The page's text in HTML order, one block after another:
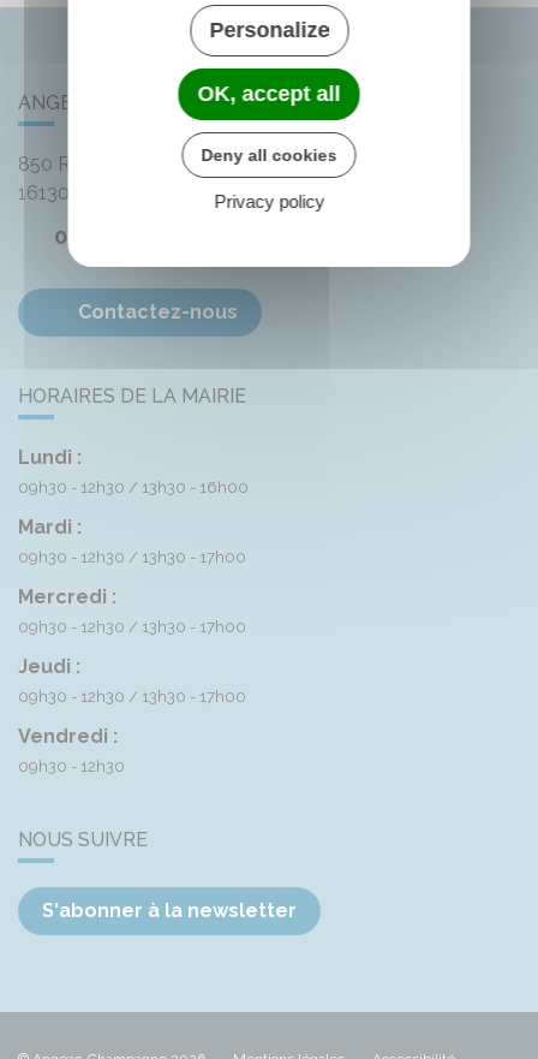
ANGEAC-CHAMPAGNE
850 Rue des Distilleries
16130
Angeac-Champagne
05 45 83 74 42
Contactez-nous
HORAIRES DE LA MAIRIE
Lundi :
09h30 - 12h30 13h30 - 16h00
Mardi :
09h30 - 12h30 13h30 - 17h00
Mercredi :
09h30 - 12h30 13h30 - 17h00
Jeudi :
09h30 - 12h30 13h30 - 17h00
Vendredi :
09h30 - 12h30
NOUS SUIVRE
S'abonner à la newsletter
Personalize
OK, accept all
Deny all cookies
Privacy policy